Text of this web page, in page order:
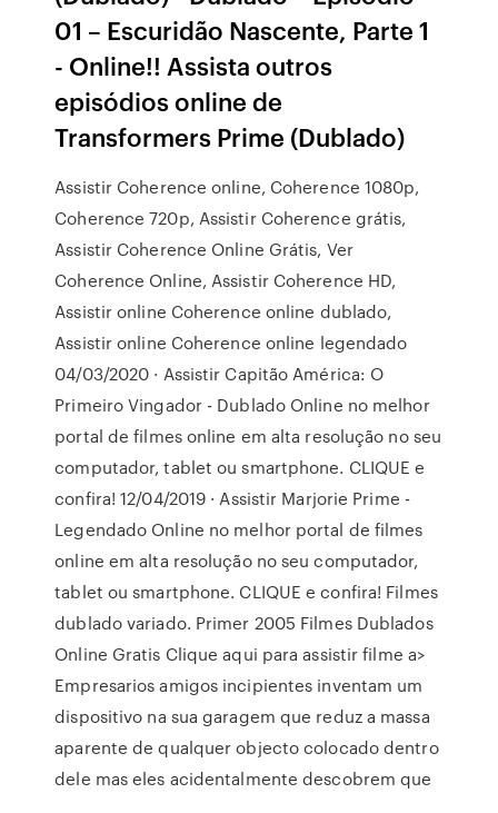
01 – Escuridão Nascente, Parte 1
- Online!! Assista outros
episódios online de
Transformers Prime (Dublado)
Assistir Coherence online, Coherence 1080p,
Coherence 720p, Assistir Coherence grátis,
Assistir Coherence Online Grátis, Ver
Coherence Online, Assistir Coherence HD,
Assistir online Coherence online dublado,
Assistir online Coherence online legendado
04/03/2020 · Assistir Capitão América: O
Primeiro Vingador - Dublado Online no melhor
portal de filmes online em alta resolução no seu
computador, tablet ou smartphone. CLIQUE e
confira! 12/04/2019 · Assistir Marjorie Prime -
Legendado Online no melhor portal de filmes
online em alta resolução no seu computador,
tablet ou smartphone. CLIQUE e confira! Filmes
dublado variado. Primer 2005 Filmes Dublados
Online Gratis Clique aqui para assistir filme a>
Empresarios amigos incipientes inventam um
dispositivo na sua garagem que reduz a massa
aparente de qualquer objecto colocado dentro
dele mas eles acidentalmente descobrem que